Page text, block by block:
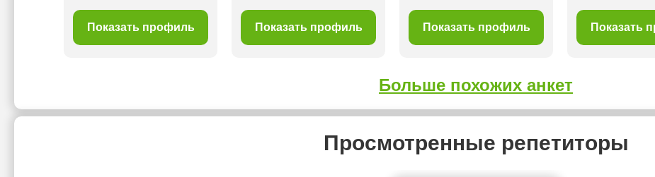
Показать профиль Показать профиль Показать профиль Показать
Больше похожих анкет
Просмотренные репетиторы